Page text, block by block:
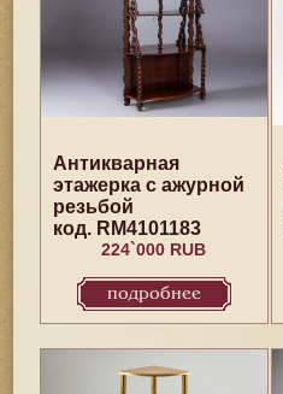
Антикварная
этажерка с ажурной
резьбой
код. RM4101183
224`000 RUB
подробнее